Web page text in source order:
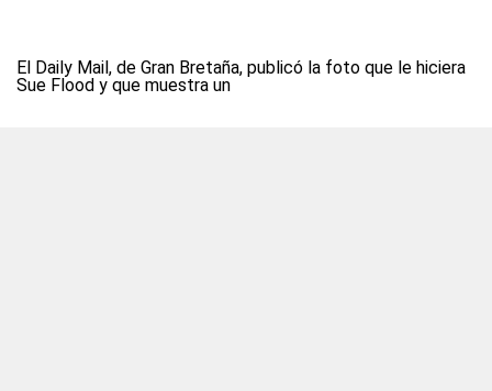
El Daily Mail, de Gran Bretaña, publicó la foto que le hiciera
Sue Flood y que muestra un